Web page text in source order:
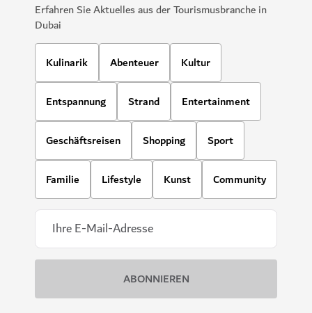
Erfahren Sie Aktuelles aus der Tourismusbranche in
Dubai
Kulinarik Abenteuer Kultur
Entspannung Strand Entertainment
Geschäftsreisen Shopping Sport
Familie Lifestyle Kunst Community